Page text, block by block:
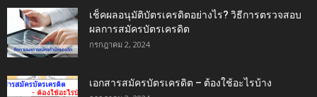
เช็คผลอนุมัติบัตรเครดิตอย่างไร? วิธีการตรวจสอบ
ผลการสมัครบัตรเครดิต
กรกฎาคม 2, 2024
เอกสารสมัครบัตรเครดิต – ต้องใช้อะไรบ้าง